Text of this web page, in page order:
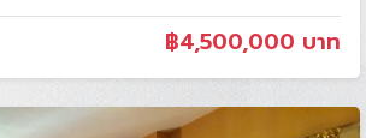
฿4,500,000 บาท